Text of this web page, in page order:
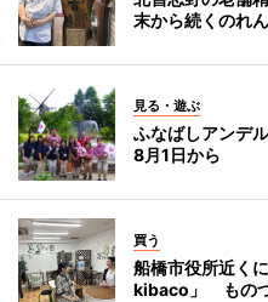
末から続くのれ
見る・遊ぶ
ふなばしアンデ
8月1日から
買う
船橋市役所近く
kibaco」 もの